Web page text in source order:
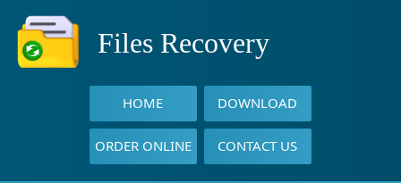
Files Recovery
HOME DOWNLOAD
ORDER ONLINE CONTACT US